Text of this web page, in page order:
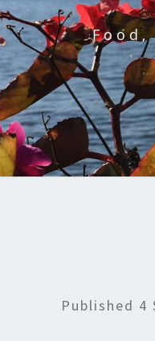
Published 4